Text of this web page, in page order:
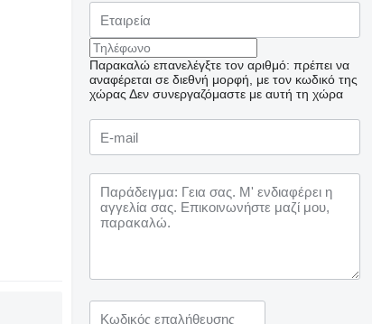
Παρακαλώ επανελέγξτε τον αριθμό: πρέπει να
αναφέρεται σε διεθνή μορφή, με τον κωδικό της
χώρας Δεν συνεργαζόμαστε με αυτή τη χώρα